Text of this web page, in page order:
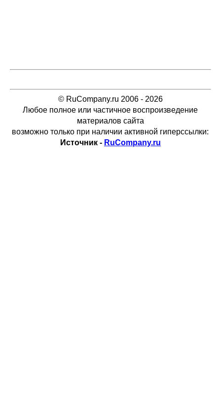
© RuCompany.ru 2006 - 2026
Любое полное или частичное воспроизведение
материалов сайта
возможно только при наличии активной гиперссылки:
Источник - RuCompany.ru